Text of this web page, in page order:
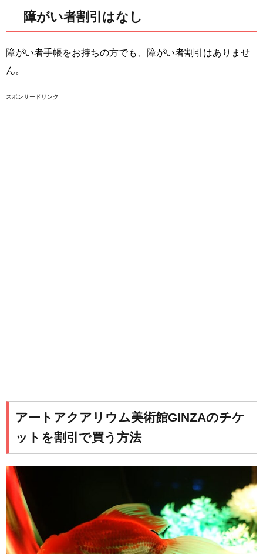
障がい者割引はなし
障がい者手帳をお持ちの方でも、障がい者割引はありませ
ん。
スポンサードリンク
アートアクアリウム美術館GINZAのチケ
ットを割引で買う方法